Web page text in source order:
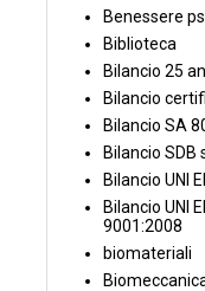
Benessere
Biblioteca
Bilancio 25
Bilancio
Bilancio SA
Bilancio SDB
Bilancio UNI
Bilancio UNI
9001:2008
biomateriali